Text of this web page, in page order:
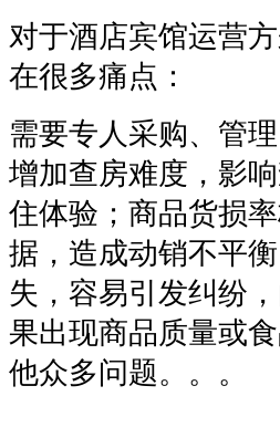
对于酒店宾馆运营
在很多痛点：
需要专人采购、管
增加查房难度，影
住体验；商品货损
据，造成动销不平
失，容易引发纠纷
果出现商品质量或
他众多问题。。。